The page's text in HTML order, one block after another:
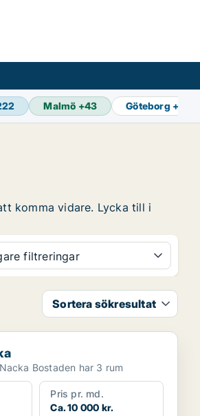
Malmö +43 Göteborg +
komma vidare. Lycka till i
filtreringar
Sortera sökresultat
Lägenhet att hyra i Nacka Bostaden har 3 rum
Pris pr. md.
Ca. 10 000 kr.